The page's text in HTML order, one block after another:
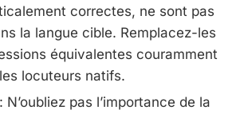
correctes, ne sont pas
la langue cible. Remplacez-les
équivalentes couramment
locuteurs natifs.
pas l’importance de la